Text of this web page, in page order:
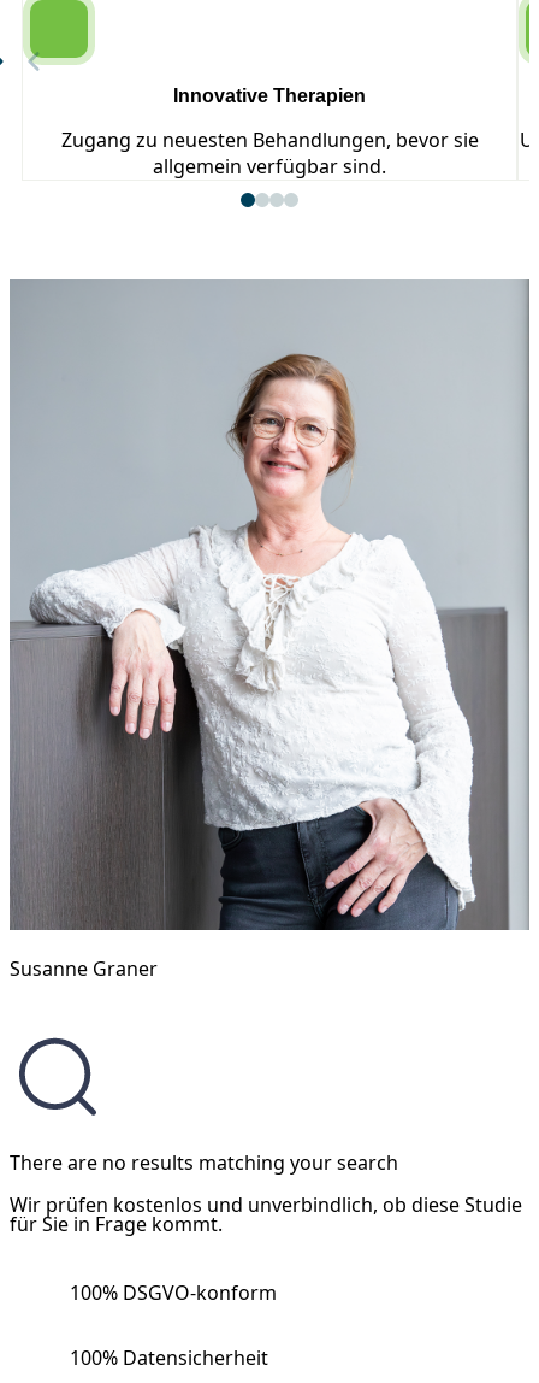
Innovative Therapien
Zugang zu neuesten Behandlungen, bevor sie
allgemein verfügbar sind.
Susanne Graner
There are no results matching your search
Wir prüfen kostenlos und unverbindlich, ob diese Studie
für Sie in Frage kommt.
100% DSGVO-konform
100% Datensicherheit